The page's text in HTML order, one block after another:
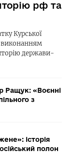
рф та
Курської
виконанням
держави-
Ращук: «Воєнні
з
історія
полон